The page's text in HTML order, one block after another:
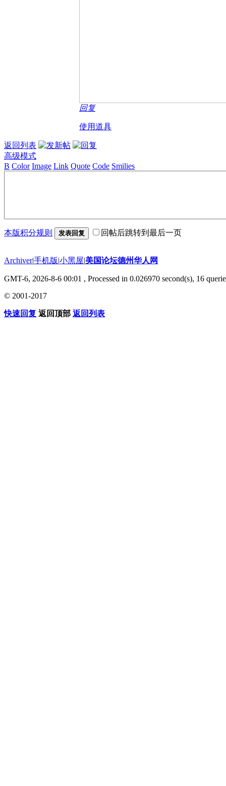
回复
使用道具
返回列表
高级模式
B Color Image Link Quote Code Smilies
本版积分规则 发表回复 回帖后跳转到最后一页
Archiver|手机版|小黑屋|美国论坛德州华人网
GMT-6, 2026-8-6 00:01 , Processed in 0.026970 second(s), 16
© 2001-2017
快速回复 返回顶部 返回列表